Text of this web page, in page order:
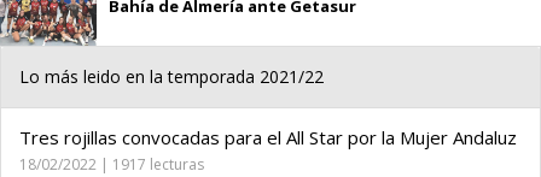
Bahía de Almería ante Getasur
Lo más leido en la temporada 2021/22
Tres rojillas convocadas para el All Star por la Mujer Andaluz
18/02/2022 | 1917 lecturas